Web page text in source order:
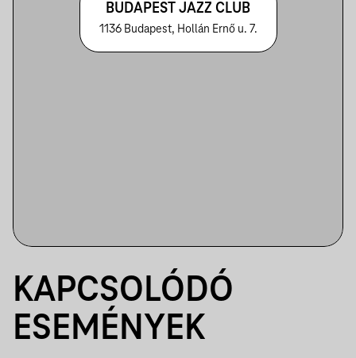
BUDAPEST JAZZ CLUB
1136 Budapest, Hollán Ernő u. 7.
KAPCSOLÓDÓ
ESEMÉNYEK